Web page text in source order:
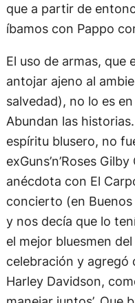
que a partir de
íbamos con Pappo
El uso de armas, que
antojar ajeno al
salvedad), no lo es
Abundan las
espíritu blusero, no
exGuns’n’Roses
anécdota con El
concierto (en
y nos decía que lo
el mejor bluesmen
celebración y agregó
Harley Davidson,